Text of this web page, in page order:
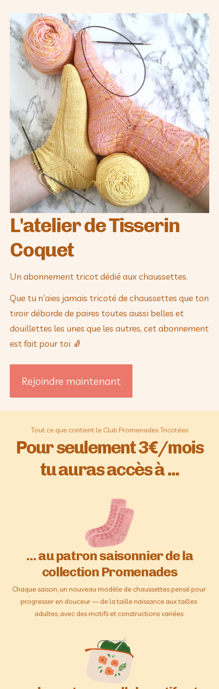
L'atelier de Tisserin
Coquet
Un abonnement tricot dédié aux chaussettes.
Que tu n'aies jamais tricoté de chaussettes que ton
tiroir déborde de paires toutes aussi belles et
douillettes les unes que les autres, cet abonnement
est fait pour toi 🧦
Rejoindre maintenant
Tout ce que contient le Club Promenades Tricotées
Pour seulement 3€/mois
tu auras accès à ...
... au patron saisonnier de la
collection Promenades
Chaque saison, un nouveau modèle de chaussettes pensé pour
progresser en douceur — de la taille naissance aux tailles
adultes, avec des motifs et constructions variées.